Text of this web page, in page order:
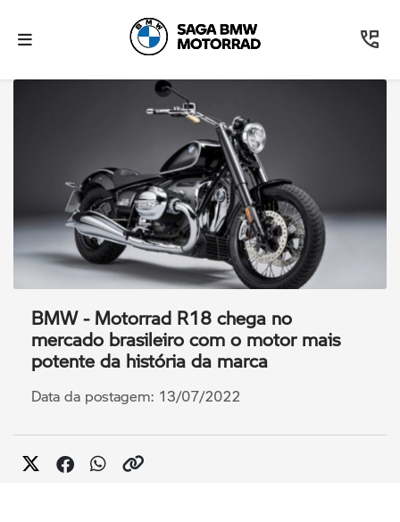
BMW - Motorrad R18 chega no
mercado brasileiro com o motor mais
potente da história da marca
Data da postagem: 13/07/2022